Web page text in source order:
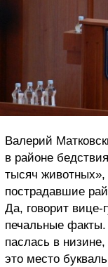
Валерий
в районе
тысяч
пострадавшие
Да, говорит вице-
печальные
паслась в
это место